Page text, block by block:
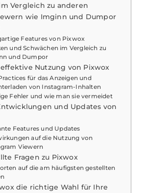
Vergleich zu anderen
wie Imginn und Dumpor
Features von Pixwox
und Schwächen im Vergleich zu
und Dumpor
Nutzung von Pixwox
für das Anzeigen und
von Instagram-Inhalten
Fehler und wie man sie vermeidet
und Updates von
Features und Updates
auf die Nutzung von
Viewern
Fragen zu Pixwox
auf die am häufigsten gestellten
die richtige Wahl für Ihre